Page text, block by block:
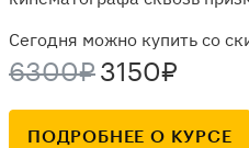
Сегодня можно купить со
6300₽ 3150₽
ПОДРОБНЕЕ О КУРСЕ